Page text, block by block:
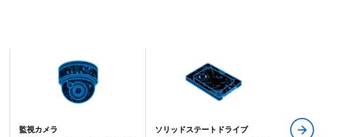
2021年3月
監視カメラ
ソリッドステートドライブ
タブレットデ